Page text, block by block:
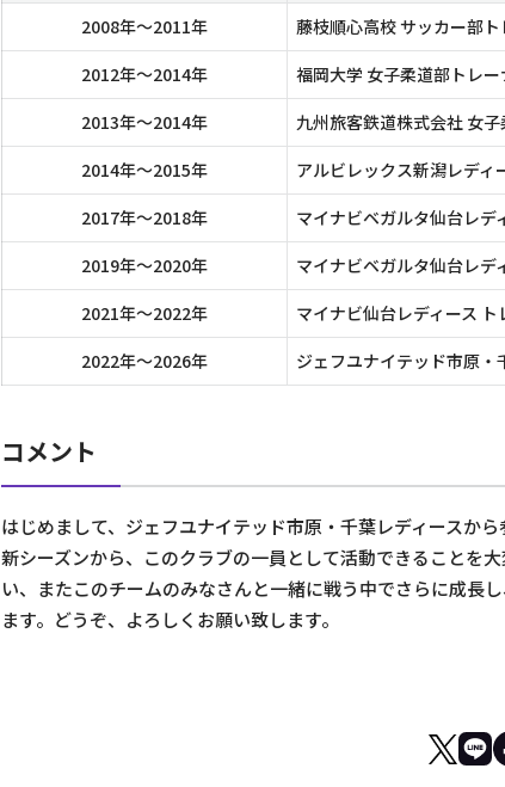
2008年～2011年
藤枝順心高校 サッカー部ト
2012年～2014年
福岡大学 女子柔道部トレー
2013年～2014年
九州旅客鉄道株式会社 女
2014年～2015年
アルビレックス新潟レディ
2017年～2018年
マイナビベガルタ仙台レデ
2019年～2020年
マイナビベガルタ仙台レデ
2021年～2022年
マイナビ仙台レディース ト
2022年～2026年 ジェフユナイテッド市原・
コメント
はじめまして、ジェフユナイテッド市原・千葉レディースか
新シーズンから、このクラブの一員として活動できることを
い、またこのチームのみなさんと一緒に戦う中でさらに成長
ます。どうぞ、よろしくお願い致します。